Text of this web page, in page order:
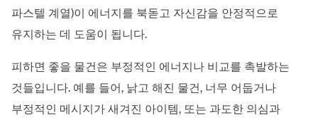
파스텔 계열)이 에너지를 북돋고 자신감을 안정적으로
유지하는 데 도움이 됩니다.
피하면 좋을 물건은 부정적인 에너지나 비교를 촉발하는
것들입니다. 예를 들어, 낡고 해진 물건, 너무 어둡거나
부정적인 메시지가 새겨진 아이템, 또는 과도한 의심과